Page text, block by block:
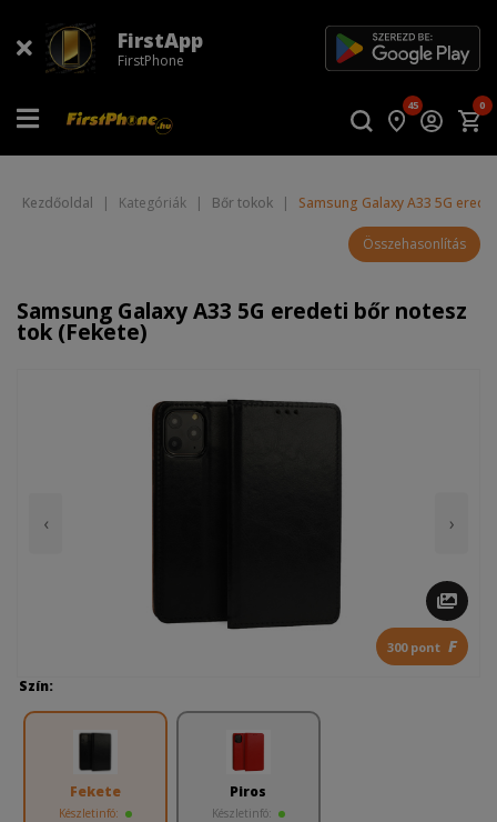
FirstApp
FirstPhone
45 0
Kezdőoldal | Kategóriák | Bőr tokok | Samsung Galaxy A33 5G
Összehasonlítás
Samsung Galaxy A33 5G eredeti bőr notesz
tok (Fekete)
‹ ›
300 pont F
Szín:
Fekete
Készletinfó:
Piros
Készletinfó: